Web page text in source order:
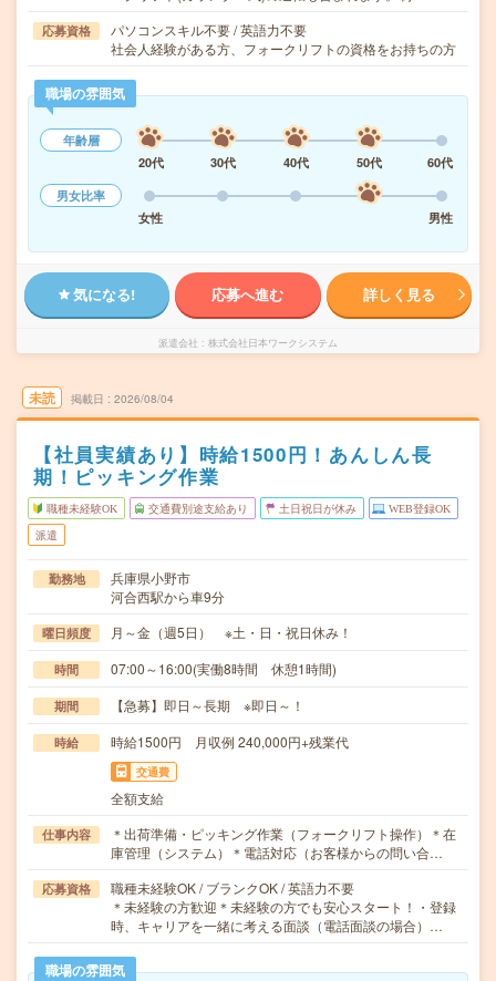
応募資格
パソコンスキル不要 / 英語力不要
社会人経験がある方、フォークリフトの資格をお持ちの方
職場の雰囲気
年齢層
20代
30代 40代 50代
60代
男女比率
女性
男性
気になる! 応募へ進む 詳しく見る
派遣会社 株式会社日本ワークシステム
未読 掲載日 2026/08/04
【社員実績あり】時給1500円！あんしん長
期！ピッキング作業
職種未経験OK 交通費別途支給あり 土日祝日が休み WEB登録OK
派遣
勤務地
兵庫県小野市
河合西駅から車9分
曜日頻度 月～金（週5日） ※土・日・祝日休み！
時間 07:00～16:00(実働8時間 休憩1時間)
期間 【急募】即日～長期 ※即日～！
時給 時給1500円 月収例 240,000円+残業代
交通費
全額支給
仕事内容
＊出荷準備・ピッキング作業（フォークリフト操作）＊在
庫管理（システム）＊電話対応（お客様からの問い合…
応募資格
職種未経験OK / ブランクOK / 英語力不要
＊未経験の方歓迎＊未経験の方でも安心スタート！・登録
時、キャリアを一緒に考える面談（電話面談の場合）…
職場の雰囲気